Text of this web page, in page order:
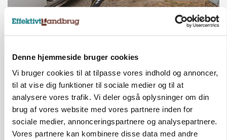
Denne hjemmeside bruger cookies
Vi bruger cookies til at tilpasse vores indhold og annoncer,
til at vise dig funktioner til sociale medier og til at
analysere vores trafik. Vi deler også oplysninger om din
brug af vores website med vores partnere inden for
sociale medier, annonceringspartnere og analysepartnere.
Vores partnere kan kombinere disse data med andre
Maskiner landmænd i gang